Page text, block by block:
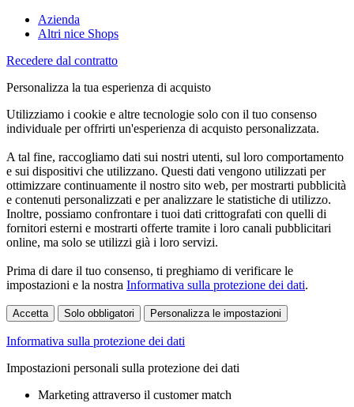
Azienda
Altri nice Shops
Recedere dal contratto
Personalizza la tua esperienza di acquisto
Utilizziamo i cookie e altre tecnologie solo con il tuo consenso
individuale per offrirti un'esperienza di acquisto personalizzata.
A tal fine, raccogliamo dati sui nostri utenti, sul loro comportamento
e sui dispositivi che utilizzano. Questi dati vengono utilizzati per
ottimizzare continuamente il nostro sito web, per mostrarti pubblicità
e contenuti personalizzati e per analizzare le statistiche di utilizzo.
Inoltre, possiamo confrontare i tuoi dati crittografati con quelli di
fornitori esterni e mostrarti offerte tramite i loro canali pubblicitari
online, ma solo se utilizzi già i loro servizi.
Prima di dare il tuo consenso, ti preghiamo di verificare le
impostazioni e la nostra Informativa sulla protezione dei dati.
Accetta Solo obbligatori Personalizza le impostazioni
Informativa sulla protezione dei dati
Impostazioni personali sulla protezione dei dati
Marketing attraverso il customer match